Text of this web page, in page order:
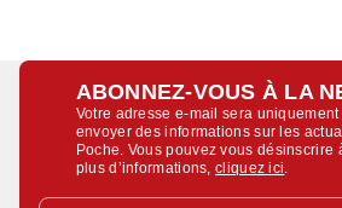
ABONNEZ-VOUS À LA
Votre adresse e-mail sera
envoyer des informations sur les
Poche. Vous pouvez vous désinscrire
plus d’informations,cliquez ici